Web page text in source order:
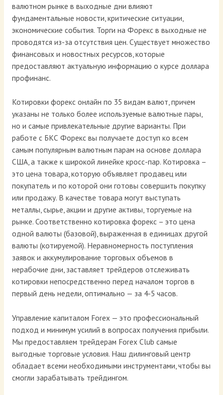
валютном рынке в выходные дни влияют
фундаментальные новости, критические ситуации,
экономические события. Торги на Форекс в выходные не
проводятся из-за отсутствия цен. Существует множество
финансовых и новостных ресурсов, которые
предоставляют актуальную информацию о курсе доллара
профинанс.
Котировки форекс онлайн по 35 видам валют, причем
указаны не только более используемые валютные пары,
но и самые привлекательные другие варианты. При
работе с БКС Форекс вы получаете доступ ко всем
самым популярным валютным парам на основе доллара
США, а также к широкой линейке кросс-пар. Котировка –
это цена товара, которую объявляет продавец или
покупатель и по которой они готовы совершить покупку
или продажу. В качестве товара могут выступать
металлы, сырье, акции и другие активы, торгуемые на
рынке. Соответственно котировка форекс – это цена
одной валюты (базовой), выраженная в единицах другой
валюты (котируемой). Неравномерность поступления
заявок и аккумулирование торговых объемов в
нерабочие дни, заставляет трейдеров отслеживать
котировки непосредственно перед началом торгов в
первый день недели, оптимально — за 4-5 часов.
Управление капиталом Forex — это профессиональный
подход и минимум усилий в вопросах получения прибыли.
Мы предоставляем трейдерам Forex Club самые
выгодные торговые условия. Наш дилинговый центр
обладает всеми необходимыми инструментами, чтобы вы
смогли зарабатывать трейдингом.